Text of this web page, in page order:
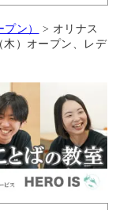
ン） > オリナス
）オープン、レデ